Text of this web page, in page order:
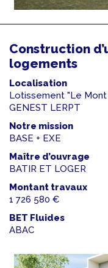
Construction
logements
Localisation
Lotissement "Le
GENEST LERPT
Notre mission
BASE + EXE
Maître d’ouvrage
BATIR ET LOGER
Montant travaux
1 726 580 €
BET Fluides
ABAC